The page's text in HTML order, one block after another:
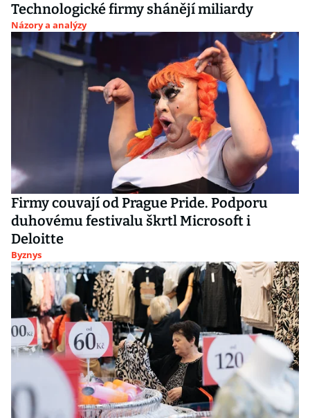
Technologické firmy shánějí miliardy
Názory a analýzy
Firmy couvají od Prague Pride. Podporu
duhovému festivalu škrtl Microsoft i
Deloitte
Byznys